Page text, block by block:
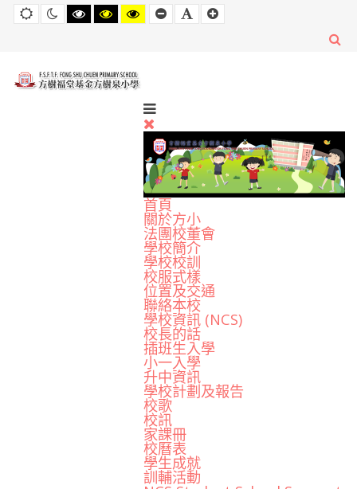
Default
mode
Night
mode
High
Contrast
High
Contrast
High
Contrast
Set
Smaller
Set
Default
Set
Larger
首頁
關於方小
法團校董會
學校簡介
學校校訓
校服式樣
位置及交通
聯絡本校
學校資訊 (NCS)
校長的話
插班生入學
小一入學
升中資訊
學校計劃及報告
校歌
校訊
家課冊
校曆表
學生成就
訓輔活動